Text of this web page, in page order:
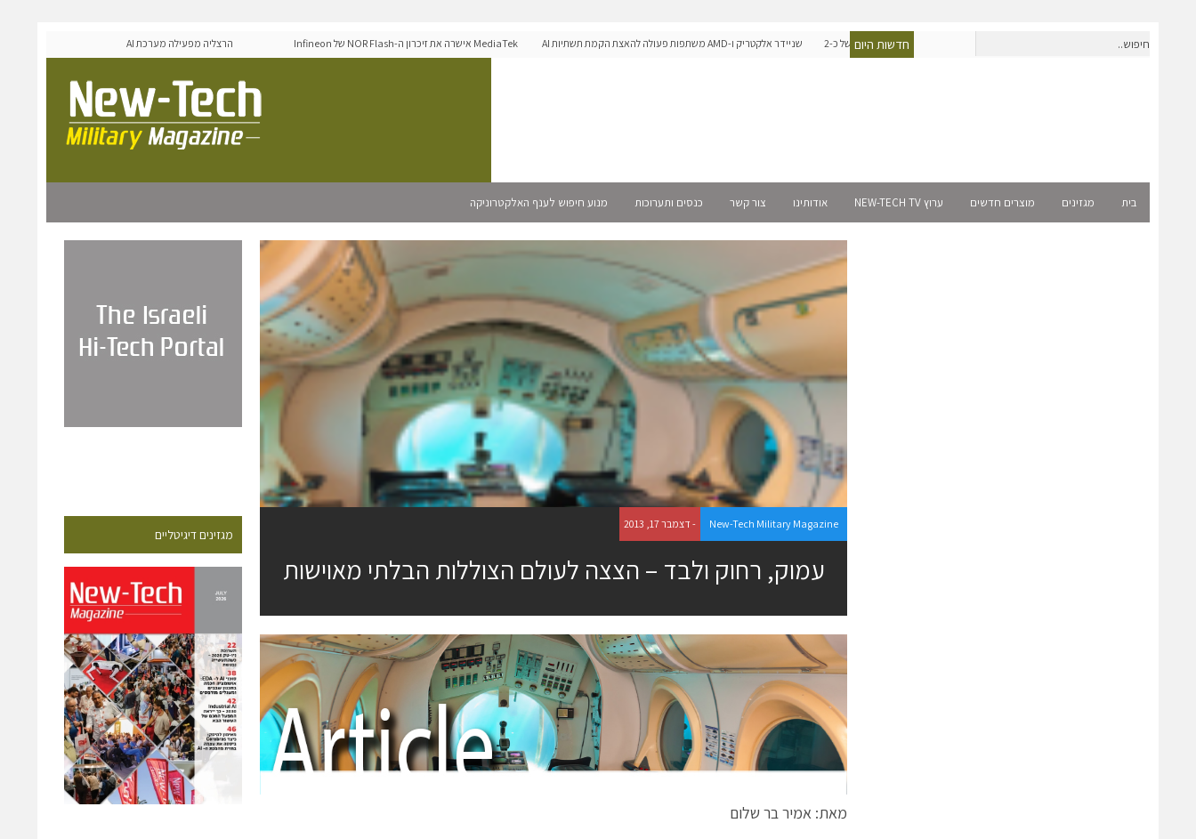
חדשות היום אפולו פאוור תקים עבור אמזון פרויקט סולארי בצרפת בהיקף של כ-2
שניידר אלקטריק ו-AMD משתפות פעולה להאצת הקמת תשתיות AI
MediaTek אישרה את זיכרון ה-NOR Flash של Infineon
הרצליה מפעילה מערכת AI לניהול אדפטיבי של רמזורים
בית מגזינים מוצרים חדשים ערוץ NEW-TECH TV אודותינו צור קשר כנסים ותערוכות מנוע חיפוש לענף האלקטרוניקה
מגזינים דיגיטליים
New-Tech Military Magazine - דצמבר 17, 2013
עמוק, רחוק ולבד – הצצה לעולם הצוללות הבלתי מאוישות
מאת: אמיר בר שלום